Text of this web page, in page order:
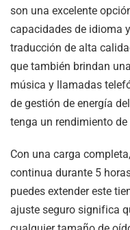
son una excelente
capacidades de idioma
traducción de alta
que también brindan
música y llamadas
de gestión de energía
tenga un rendimiento de
Con una carga
continua durante 5
puedes extender este
ajuste seguro significa